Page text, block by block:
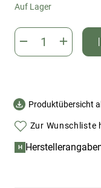
Auf Lager
Produktübersicht
Zur Wunschliste
H